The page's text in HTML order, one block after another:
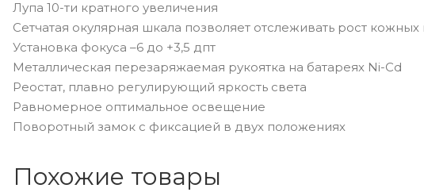
Лупа 10-ти кратного увеличения
Сетчатая окулярная шкала позволяет отслеживать рост
Установка фокуса –6 до +3,5 дпт
Металлическая перезаряжаемая рукоятка на батареях Ni-Cd
Реостат, плавно регулирующий яркость света
Равномерное оптимальное освещение
Поворотный замок с фиксацией в двух положениях
Похожие товары